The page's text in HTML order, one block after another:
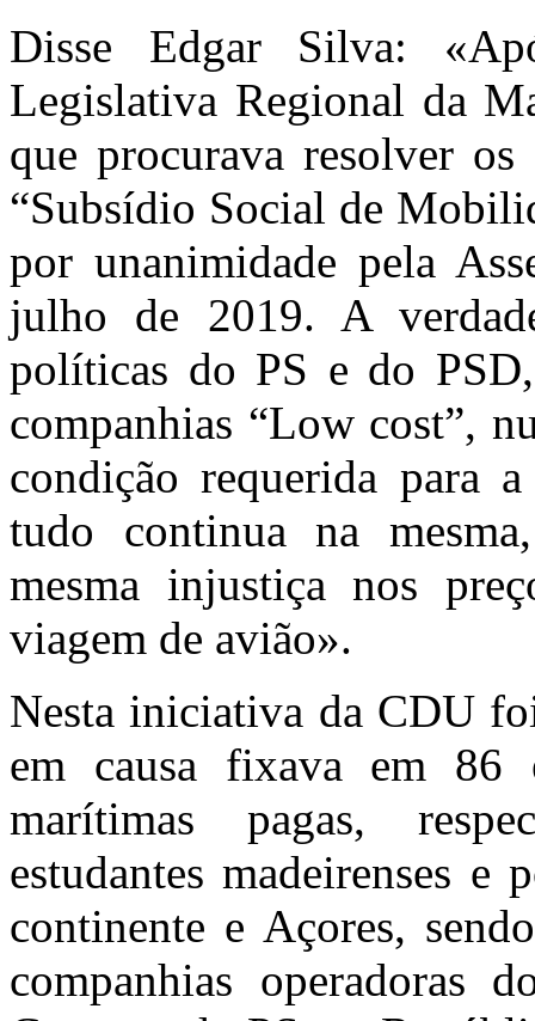
Disse Edgar Silva:
Legislativa Regional da
que procurava resolver
“Subsídio Social de
por unanimidade pela
julho de 2019. A
políticas do PS e do
companhias “Low cost”,
condição requerida para
tudo continua na
mesma injustiça nos
viagem de avião».
Nesta iniciativa da CDU
em causa fixava em 86
marítimas pagas,
estudantes madeirenses e
continente e Açores,
companhias operadoras